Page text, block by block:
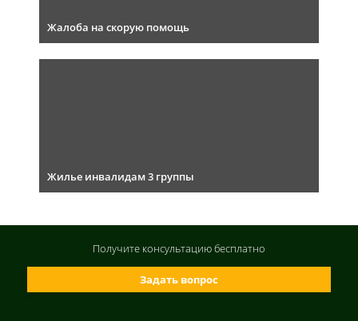
Жалоба на скорую помощь
Жилье инвалидам 3 группы
Задать вопрос
Получите консультациюбесплатно